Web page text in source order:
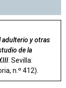
adulterio y otras
de la
. Sevilla:
n.º 412).